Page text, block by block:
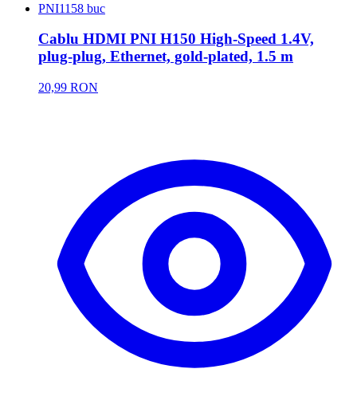
PNI1158 buc
Cablu HDMI PNI H150 High-Speed 1.4V,
plug-plug, Ethernet, gold-plated, 1.5 m
20,99 RON